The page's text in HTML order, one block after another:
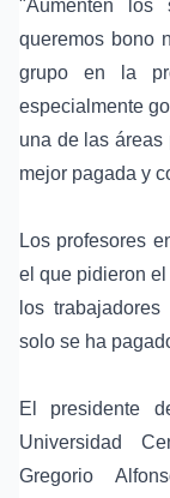
"Aumenten
queremos bono
grupo en la
especialmente
una de las áreas
mejor pagada y
Los profesores
el que pidieron
los
solo se ha
El presidente
Universidad
Gregorio